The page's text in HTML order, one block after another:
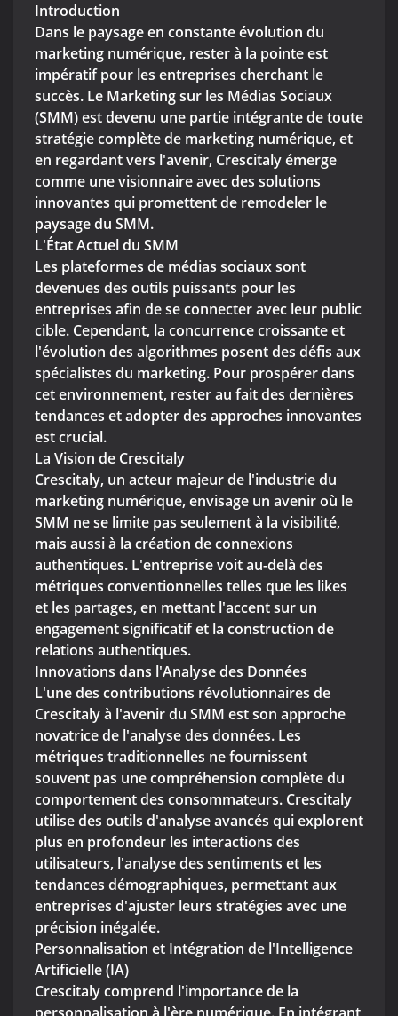
Introduction
Dans le paysage en constante évolution du
marketing numérique, rester à la pointe est
impératif pour les entreprises cherchant le
succès. Le Marketing sur les Médias Sociaux
(SMM) est devenu une partie intégrante de toute
stratégie complète de marketing numérique, et
en regardant vers l'avenir, Crescitaly émerge
comme une visionnaire avec des solutions
innovantes qui promettent de remodeler le
paysage du SMM.
L'État Actuel du SMM
Les plateformes de médias sociaux sont
devenues des outils puissants pour les
entreprises afin de se connecter avec leur public
cible. Cependant, la concurrence croissante et
l'évolution des algorithmes posent des défis aux
spécialistes du marketing. Pour prospérer dans
cet environnement, rester au fait des dernières
tendances et adopter des approches innovantes
est crucial.
La Vision de Crescitaly
Crescitaly, un acteur majeur de l'industrie du
marketing numérique, envisage un avenir où le
SMM ne se limite pas seulement à la visibilité,
mais aussi à la création de connexions
authentiques. L'entreprise voit au-delà des
métriques conventionnelles telles que les likes
et les partages, en mettant l'accent sur un
engagement significatif et la construction de
relations authentiques.
Innovations dans l'Analyse des Données
L'une des contributions révolutionnaires de
Crescitaly à l'avenir du SMM est son approche
novatrice de l'analyse des données. Les
métriques traditionnelles ne fournissent
souvent pas une compréhension complète du
comportement des consommateurs. Crescitaly
utilise des outils d'analyse avancés qui explorent
plus en profondeur les interactions des
utilisateurs, l'analyse des sentiments et les
tendances démographiques, permettant aux
entreprises d'ajuster leurs stratégies avec une
précision inégalée.
Personnalisation et Intégration de l'Intelligence
Artificielle (IA)
Crescitaly comprend l'importance de la